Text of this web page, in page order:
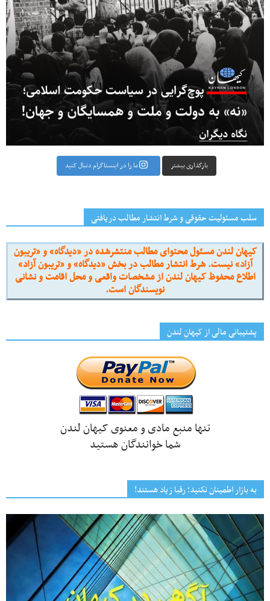
بارگذاری بیشتر ما را در اینستاگرام دنبال کنید
سلب مسئولیت حقوقی و شرط انتشار مطالب دریافتی
کیهان لندن مسئول محتوای مطالب منتشرشده در «دیدگاه» و «تریبون
آزاد» نیست. شرط انتشار مطالب در بخش «دیدگاه» و «تریبون آزاد»
اطلاع محفوظ کیهان لندن از مشخصات واقعی و محل اقامت و نشانی
نویسندگان است.
پشتیبانی مالی از کیهانِ لندن
تنها منبع مادی و معنوی کیهان لندن
شما خوانندگان هستید
به بازار اطمینان نکنید؛ رقبا زیاد هستند!